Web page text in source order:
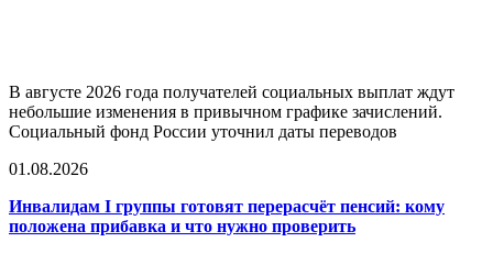
В августе 2026 года получателей социальных выплат ждут
небольшие изменения в привычном графике зачислений.
Социальный фонд России уточнил даты переводов
01.08.2026
Инвалидам I группы готовят перерасчёт пенсий: кому
положена прибавка и что нужно проверить